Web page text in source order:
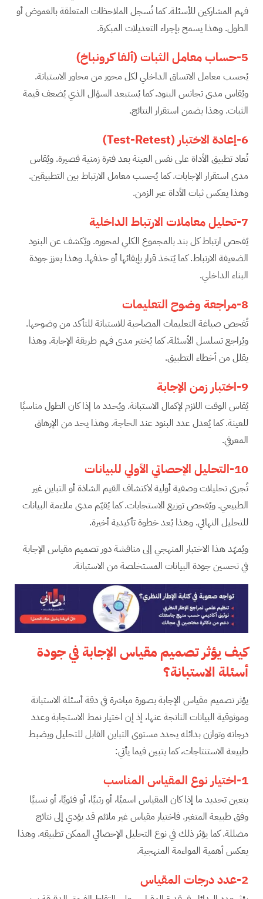
فهم المشاركين للأسئلة. كما تُسجل الملاحظات المتعلقة بالغموض أو
الطول. وهذا يسمح بإجراء التعديلات المبكرة.
5-حساب معامل الثبات (ألفا كرونباخ)
يُحسب معامل الاتساق الداخلي لكل محور من محاور الاستبانة.
ويُقاس مدى تجانس البنود. كما يُستبعد السؤال الذي يُضعف قيمة
الثبات. وهذا يضمن استقرار النتائج.
6-إعادة الاختبار (Test-Retest)
تُعاد تطبيق الأداة على نفس العينة بعد فترة زمنية قصيرة. ويُقاس
مدى استقرار الإجابات. كما يُحسب معامل الارتباط بين التطبيقين.
وهذا يعكس ثبات الأداة عبر الزمن.
7-تحليل معاملات الارتباط الداخلية
يُفحص ارتباط كل بند بالمجموع الكلي لمحوره. ويُكشف عن البنود
الضعيفة الارتباط. كما يُتخذ قرار بإبقائها أو حذفها. وهذا يعزز جودة
البناء الداخلي.
8-مراجعة وضوح التعليمات
تُفحص صياغة التعليمات المصاحبة للاستبانة للتأكد من وضوحها.
ويُراجع تسلسل الأسئلة. كما يُختبر مدى فهم طريقة الإجابة. وهذا
يقلل من أخطاء التطبيق.
9-اختبار زمن الإجابة
يُقاس الوقت اللازم لإكمال الاستبانة. ويُحدد ما إذا كان الطول مناسبًا
للعينة. كما يُعدل عدد البنود عند الحاجة. وهذا يحد من الإرهاق
المعرفي.
10-التحليل الإحصائي الأولي للبيانات
تُجرى تحليلات وصفية أولية لاكتشاف القيم الشاذة أو التباين غير
الطبيعي. ويُفحص توزيع الاستجابات. كما يُقيّم مدى ملاءمة البيانات
للتحليل النهائي. وهذا يُعد خطوة تأكيدية أخيرة.
ويُمهّد هذا الاختبار المنهجي إلى مناقشة دور تصميم مقياس الإجابة
في تحسين جودة البيانات المستخلصة من الاستبانة.
كيف يؤثر تصميم مقياس الإجابة في جودة
أسئلة الاستبانة؟
يؤثر تصميم مقياس الإجابة بصورة مباشرة في دقة أسئلة الاستبانة
وموثوقية البيانات الناتجة عنها، إذ إن اختيار نمط الاستجابة وعدد
درجاته وتوازن بدائله يحدد مستوى التباين القابل للتحليل ويضبط
طبيعة الاستنتاجات، كما يتبين فيما يأتي:
1-اختيار نوع المقياس المناسب
يتعين تحديد ما إذا كان المقياس اسميًا، أو رتبيًا، أو فئويًا، أو نسبيًا
وفق طبيعة المتغير. فاختيار مقياس غير ملائم قد يؤدي إلى نتائج
مضللة. كما يؤثر ذلك في نوع التحليل الإحصائي الممكن تطبيقه. وهذا
يعكس أهمية المواءمة المنهجية.
2-عدد درجات المقياس